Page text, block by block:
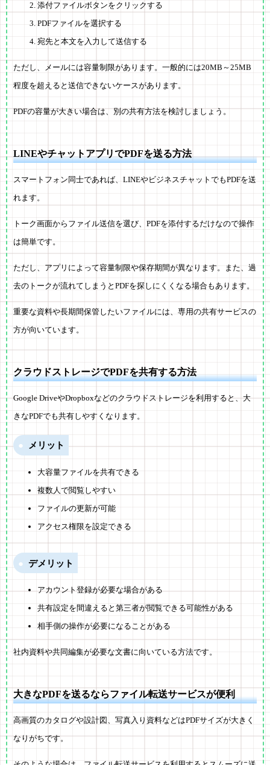
添付ファイルボタンをクリックする
PDFファイルを選択する
宛先と本文を入力して送信する
ただし、メールには容量制限があります。一般的には20MB～25MB
程度を超えると送信できないケースがあります。
PDFの容量が大きい場合は、別の共有方法を検討しましょう。
LINEやチャットアプリでPDFを送る方法
スマートフォン同士であれば、LINEやビジネスチャットでもPDFを送
れます。
トーク画面からファイル送信を選び、PDFを添付するだけなので操作
は簡単です。
ただし、アプリによって容量制限や保存期間が異なります。また、過
去のトークが流れてしまうとPDFを探しにくくなる場合もあります。
重要な資料や長期間保管したいファイルには、専用の共有サービスの
方が向いています。
クラウドストレージでPDFを共有する方法
Google DriveやDropboxなどのクラウドストレージを利用すると、大
きなPDFでも共有しやすくなります。
メリット
大容量ファイルを共有できる
複数人で閲覧しやすい
ファイルの更新が可能
アクセス権限を設定できる
デメリット
アカウント登録が必要な場合がある
共有設定を間違えると第三者が閲覧できる可能性がある
相手側の操作が必要になることがある
社内資料や共同編集が必要な文書に向いている方法です。
大きなPDFを送るならファイル転送サービスが便利
高画質のカタログや設計図、写真入り資料などはPDFサイズが大きく
なりがちです。